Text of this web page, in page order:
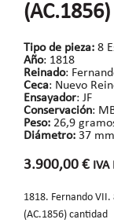
(AC.1856)
Tipo de pieza:8
Año: 1818
Reinado:
Ceca: Nuevo
Ensayador: JF
Conservación:
Peso:26,9
Diámetro:37
3.900,00 € IVA
1818. Fernando VII.
(AC.1856) cantidad